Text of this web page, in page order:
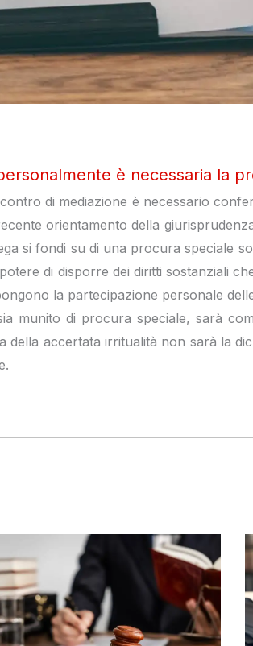
è necessaria la
di mediazione è necessario
orientamento della
si fondi su di una procura speciale
di disporre dei diritti sostanziali
la partecipazione personale
munito di procura speciale, sarà
accertata irritualità non sarà la